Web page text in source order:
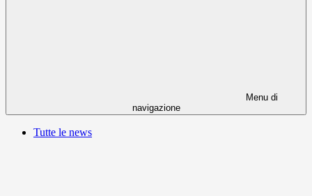
Menu di
navigazione
Tutte le news